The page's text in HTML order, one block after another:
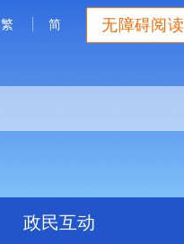
无障碍阅读
繁 简
政民互动